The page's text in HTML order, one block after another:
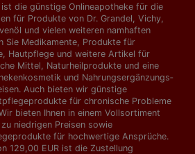
die günstige Onlineapotheke für die
für Produkte von Dr. Grandel, Vichy,
und vielen weiteren namhaften
Sie Medikamente, Produkte für
Hautpflege und weitere Artikel für
Mittel, Naturheilprodukte und eine
und Nahrungs­ergänzungs­
Auch bieten wir günstige
für chronische Probleme
bieten Ihnen in einem Vollsortiment
niedrigen Preisen sowie
für hochwertige Ansprüche.
129,00 EUR ist die Zustellung